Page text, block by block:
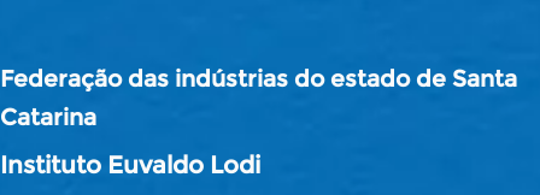
Federação das indústrias do estado de Santa
Catarina
Instituto Euvaldo Lodi